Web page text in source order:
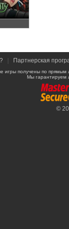
Партнерская
игры получены по
Мы гарантируем
©